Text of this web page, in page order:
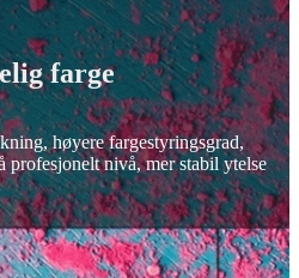
farge
høyere fargestyringsgrad,
profesjonelt nivå, mer stabil ytelse